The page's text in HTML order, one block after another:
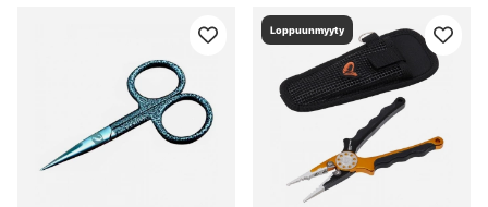
Loppuunmyyty